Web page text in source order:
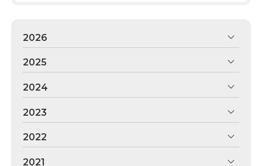
2026
2025
2024
2023
2022
2021